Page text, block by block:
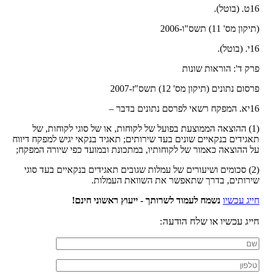
16ט. (בוטל).
(תיקון מס' 11) תשס"ו-2006
16י. (בוטל).
פרק ד': הוראות שונות
פרסום נתונים (תיקון מס' 12) תשס"ז-2007
16יא. המפקח רשאי לפרסם נתונים בדבר –
(1) ההוצאה הממוצעת בפועל של לקוחות, או של סוגי לקוחות, של
תאגידים בנקאיים שונים בעד שירותים; תאגיד בנקאי יגיש למפקח דיווח
על ההוצאה כאמור של לקוחותיו, במתכונת ובמועד כפי שיורה המפקח;
(2) סכומים ושיעורים של עמלות שגובים תאגידים בנקאיים בעד סוגי
שירותים, בדרך שתאפשר את השוואת העמלות.
חייג עכשיו נשמח לעמוד לשרותך - ייעוץ ראשוני חינם!
חייג עכשיו או שלח הודעה: